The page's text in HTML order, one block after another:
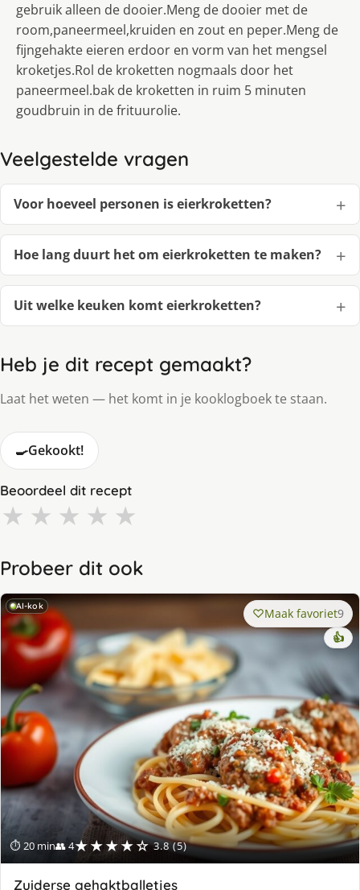
gebruik alleen de dooier.Meng de dooier met de
room,paneermeel,kruiden en zout en peper.Meng de
fijngehakte eieren erdoor en vorm van het mengsel
kroketjes.Rol de kroketten nogmaals door het
paneermeel.bak de kroketten in ruim 5 minuten
goudbruin in de frituurolie.
Veelgestelde vragen
Voor hoeveel personen is eierkroketten?
Hoe lang duurt het om eierkroketten te maken?
Uit welke keuken komt eierkroketten?
Heb je dit recept gemaakt?
Laat het weten — het komt in je kooklogboek te staan.
🍳Gekookt!
Beoordeel dit recept
★ ★ ★ ★ ★
Probeer dit ook
AI-kok
⏱ 20 min👥 4★★★★☆ 3.8 (5)
Maak favoriet9
👍
Zuiderse gehaktballetjes